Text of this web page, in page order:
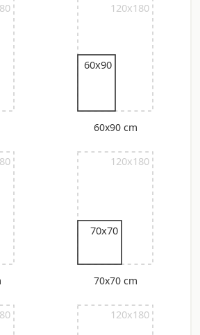
120x180
60x90
60x90 cm
120x180
70x70
70x70 cm
120x180